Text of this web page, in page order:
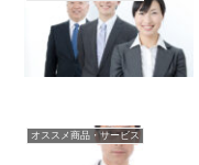
オススメ商品・サービス